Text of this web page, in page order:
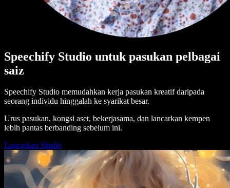
Speechify Studio untuk pasukan pelbagai
saiz
Speechify Studio memudahkan kerja pasukan kreatif daripada
seorang individu hinggalah ke syarikat besar.
Urus pasukan, kongsi aset, bekerjasama, dan lancarkan kempen
lebih pantas berbanding sebelum ini.
Lancarkan Studio